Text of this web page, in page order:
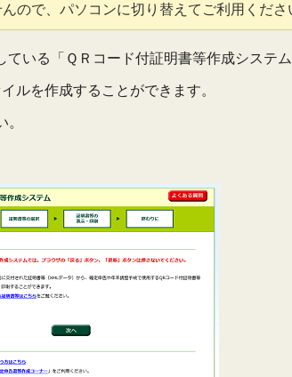
ので、パソコンに切り替えてご利用くださ
いる「ＱＲコード付証明書等作成システム
ルを作成することができます。